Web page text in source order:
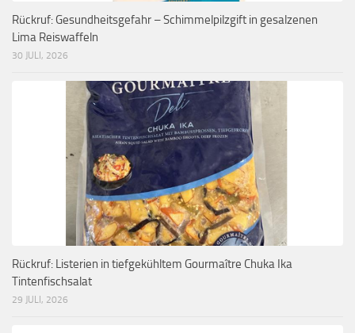
Rückruf: Gesundheitsgefahr – Schimmelpilzgift in gesalzenen
Lima Reiswaffeln
30 JULI, 2026
Rückruf: Listerien in tiefgekühltem Gourmaître Chuka Ika
Tintenfischsalat
29 JULI, 2026